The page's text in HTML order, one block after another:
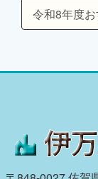
令和8年度